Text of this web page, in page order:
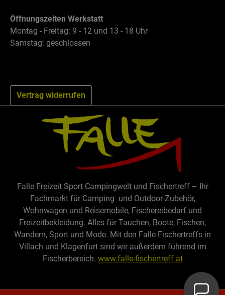
Öffnungszeiten Werkstatt
Montag - Freitag: 9 - 12 und 13 - 18 Uhr
Samstag: geschlossen
Vertrag widerrufen
Falle Freizeit Sport Campingwelt und Fischertreff – Ihr
Fachmarkt für Camping- und Outdoor-Zubehör,
Wohnwagen und Reisemobile, Fischereibedarf und
Freizeitbekleidung. Alles für Tauchen, Boote, Fischen,
Wandern, Sport und Mode. Mit den Falle Fischertreffs in
Villach und Klagenfurt sind wir außerdem führend im
Fischerbereich. www.falle-fischertreff.at